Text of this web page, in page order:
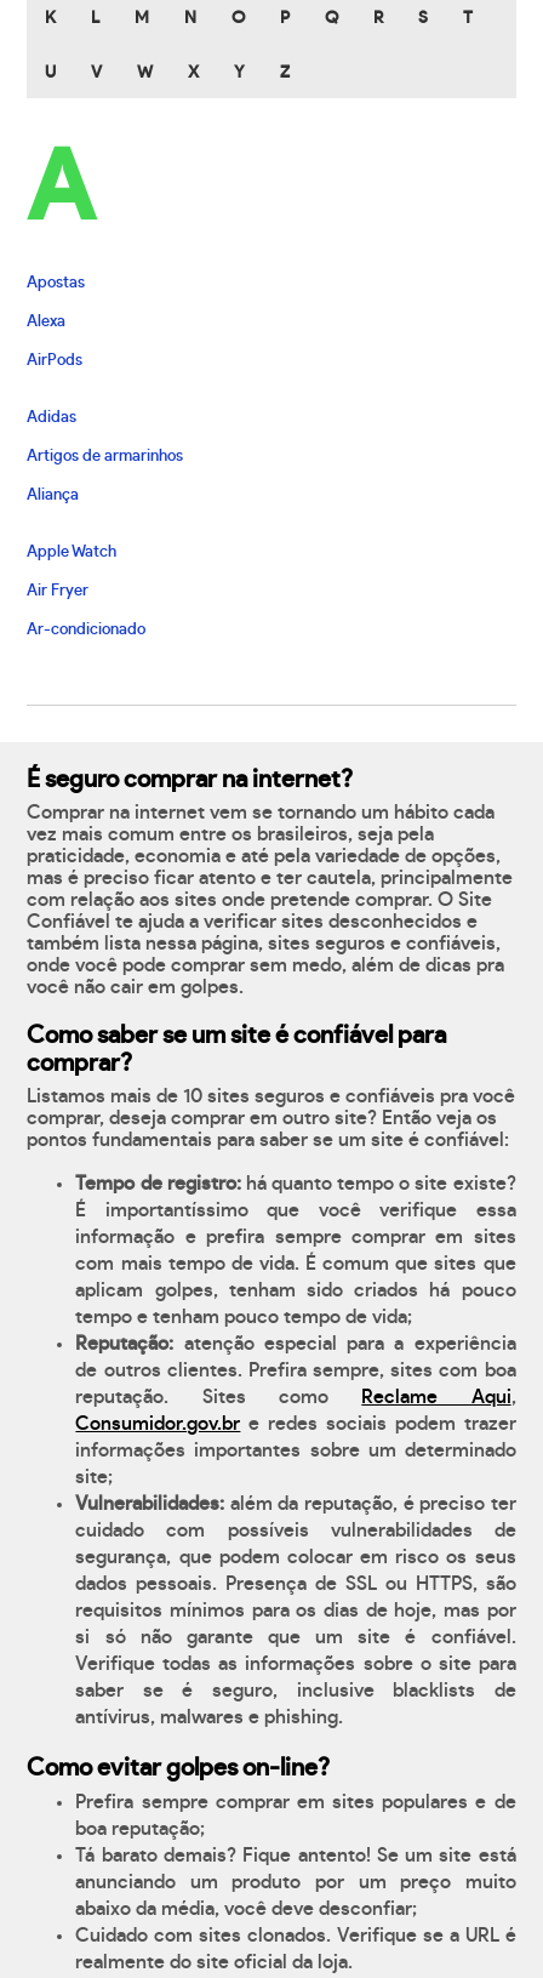
K L M N O P Q R S T
U V W X Y Z
A
Apostas
Alexa
AirPods
Adidas
Artigos de armarinhos
Aliança
Apple Watch
Air Fryer
Ar-condicionado
É seguro comprar na internet?
Comprar na internet vem se tornando um hábito cada
vez mais comum entre os brasileiros, seja pela
praticidade, economia e até pela variedade de opções,
mas é preciso ficar atento e ter cautela, principalmente
com relação aos sites onde pretende comprar. O Site
Confiável te ajuda a verificar sites desconhecidos e
também lista nessa página, sites seguros e confiáveis,
onde você pode comprar sem medo, além de dicas pra
você não cair em golpes.
Como saber se um site é confiável para
comprar?
Listamos mais de 10 sites seguros e confiáveis pra você
comprar, deseja comprar em outro site? Então veja os
pontos fundamentais para saber se um site é confiável:
Tempo de registro:há quanto tempo o site existe?
É importantíssimo que você verifique essa
informação e prefira sempre comprar em sites
com mais tempo de vida. É comum que sites que
aplicam golpes, tenham sido criados há pouco
tempo e tenham pouco tempo de vida;
Reputação: atenção especial para a experiência
de outros clientes. Prefira sempre, sites com boa
reputação. Sites como
Reclame Aqui,
Consumidor.gov.br e redes sociais podem trazer
informações importantes sobre um determinado
site;
Vulnerabilidades: além da reputação, é preciso ter
cuidado com possíveis vulnerabilidades de
segurança, que podem colocar em risco os seus
dados pessoais. Presença de SSL ou HTTPS, são
requisitos mínimos para os dias de hoje, mas por
si só não garante que um site é confiável.
Verifique todas as informações sobre o site para
saber se é seguro, inclusive blacklists de
antívirus, malwares e phishing.
Como evitar golpes on-line?
Prefira sempre comprar em sites populares e de
boa reputação;
Tá barato demais? Fique antento! Se um site está
anunciando um produto por um preço muito
abaixo da média, você deve desconfiar;
Cuidado com sites clonados. Verifique se a URL é
realmente do site oficial da loja.